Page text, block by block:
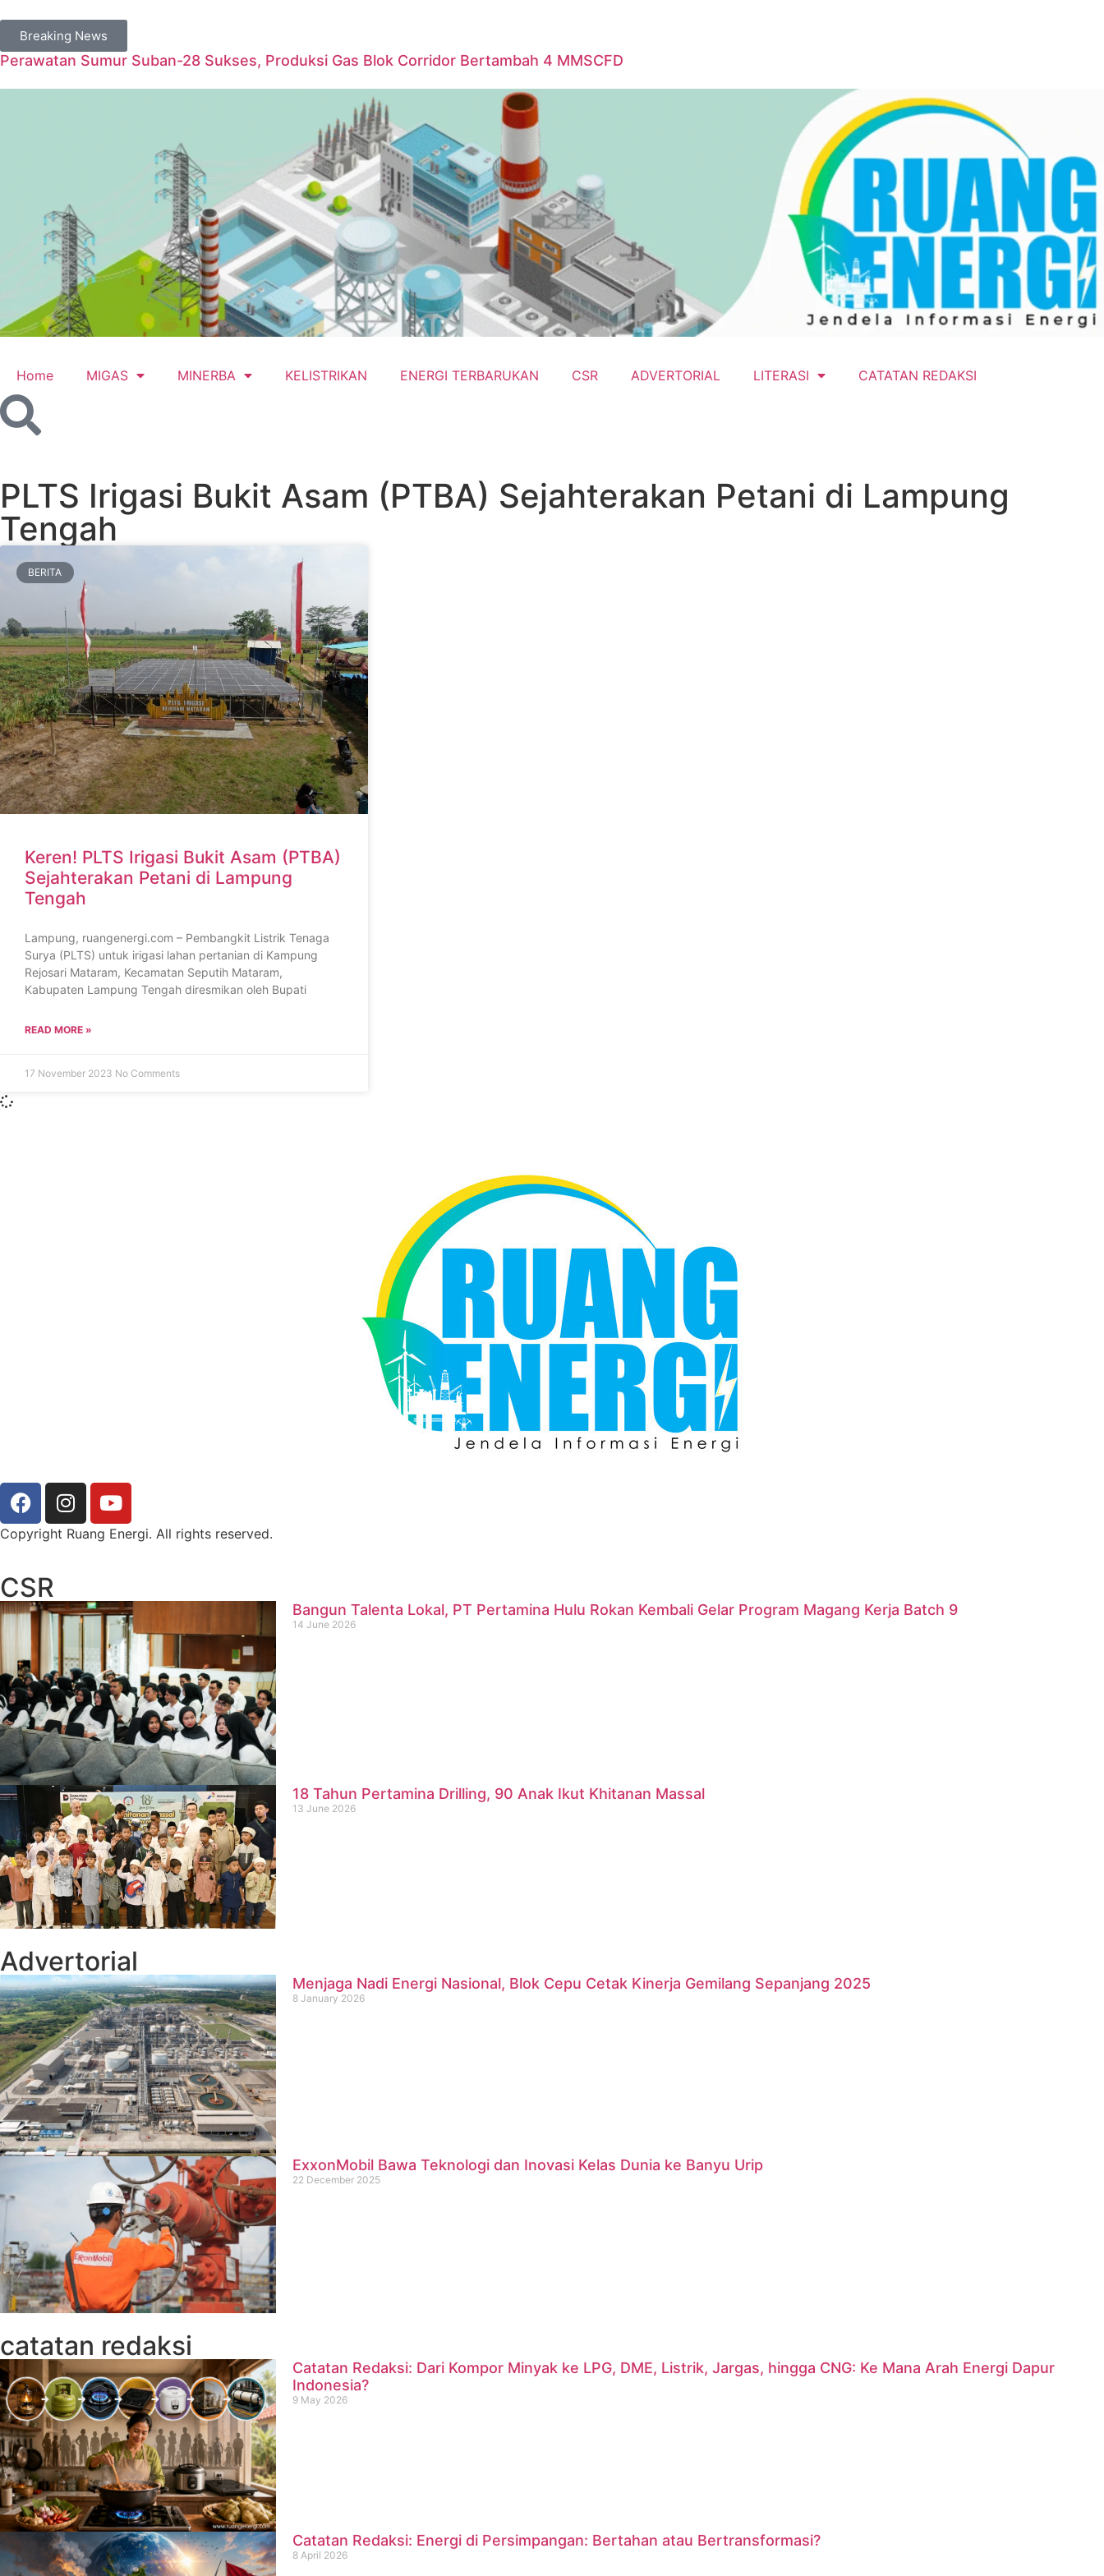
Breaking News
Perawatan Sumur Suban-28 Sukses, Produksi Gas Blok Corridor Bertambah 4 MMSCFD
Home MIGAS MINERBA KELISTRIKAN ENERGI TERBARUKAN CSR ADVERTORIAL LITERASI CATATAN REDAKSI
PLTS Irigasi Bukit Asam (PTBA) Sejahterakan Petani di Lampung
Tengah
BERITA
Keren! PLTS Irigasi Bukit Asam (PTBA)
Sejahterakan Petani di Lampung
Tengah
Lampung, ruangenergi.com – Pembangkit Listrik Tenaga
Surya (PLTS) untuk irigasi lahan pertanian di Kampung
Rejosari Mataram, Kecamatan Seputih Mataram,
Kabupaten Lampung Tengah diresmikan oleh Bupati
READ MORE »
17 November 2023 No Comments
Copyright Ruang Energi. All rights reserved.
CSR
Bangun Talenta Lokal, PT Pertamina Hulu Rokan Kembali Gelar Program Magang Kerja Batch 9
14 June 2026
18 Tahun Pertamina Drilling, 90 Anak Ikut Khitanan Massal
13 June 2026
Advertorial
Menjaga Nadi Energi Nasional, Blok Cepu Cetak Kinerja Gemilang Sepanjang 2025
8 January 2026
ExxonMobil Bawa Teknologi dan Inovasi Kelas Dunia ke Banyu Urip
22 December 2025
catatan redaksi
Catatan Redaksi: Dari Kompor Minyak ke LPG, DME, Listrik, Jargas, hingga CNG: Ke Mana Arah Energi Dapur
Indonesia?
9 May 2026
Catatan Redaksi: Energi di Persimpangan: Bertahan atau Bertransformasi?
8 April 2026